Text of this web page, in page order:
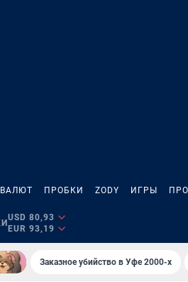
ПРОБКИ ZODY ИГРЫ
USD 80,93
EUR 93,19
Заказное убийство в Уфе 2000-х